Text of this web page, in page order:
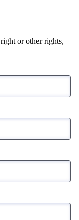
or other rights,